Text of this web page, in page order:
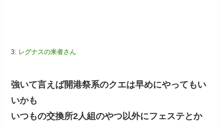
3: レグナスの来者さん
強いて言えば開港祭系のクエは早めにやってもい
いかも
いつもの交換所2人組のやつ以外にフェステとか